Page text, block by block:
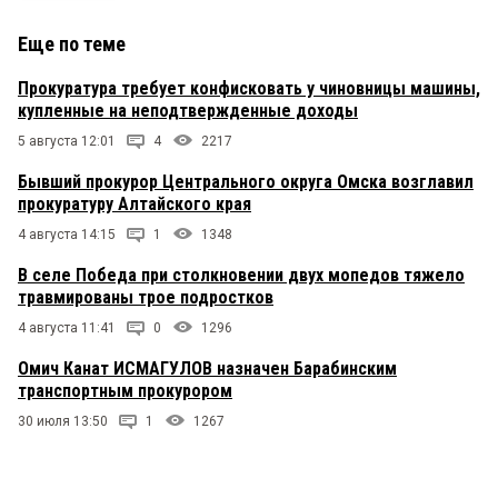
Еще по теме
Прокуратура требует конфисковать у чиновницы машины,
купленные на неподтвержденные доходы
5 августа 12:01 4 2217
Бывший прокурор Центрального округа Омска возглавил
прокуратуру Алтайского края
4 августа 14:15 1 1348
В селе Победа при столкновении двух мопедов тяжело
травмированы трое подростков
4 августа 11:41 0 1296
Омич Канат ИСМАГУЛОВ назначен Барабинским
транспортным прокурором
30 июля 13:50 1 1267